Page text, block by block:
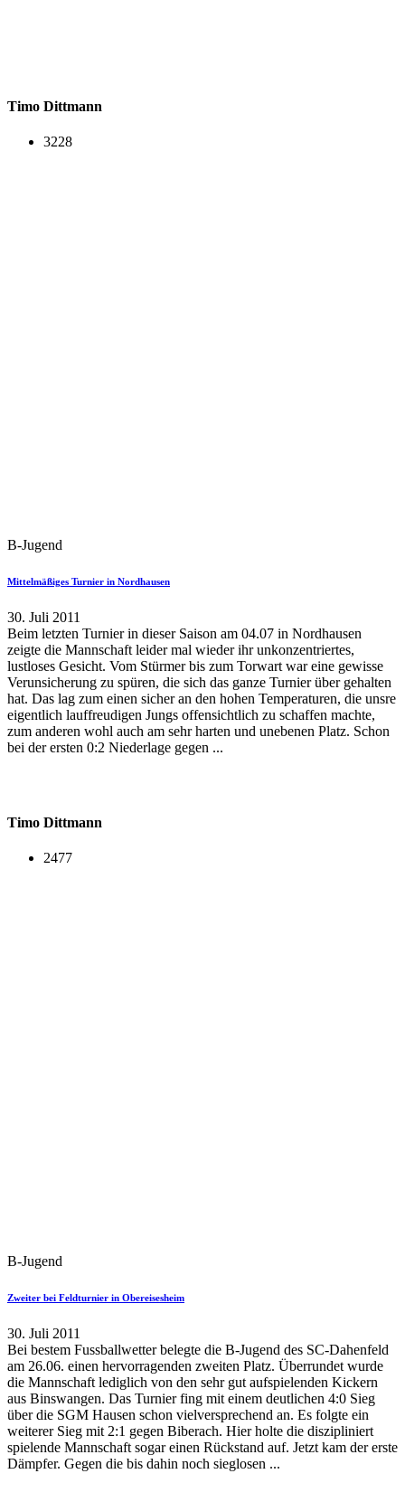
Timo Dittmann
3228
B-Jugend
Mittelmäßiges Turnier in Nordhausen
30. Juli 2011
Beim letzten Turnier in dieser Saison am 04.07 in Nordhausen
zeigte die Mannschaft leider mal wieder ihr unkonzentriertes,
lustloses Gesicht. Vom Stürmer bis zum Torwart war eine gewisse
Verunsicherung zu spüren, die sich das ganze Turnier über gehalten
hat. Das lag zum einen sicher an den hohen Temperaturen, die unsre
eigentlich lauffreudigen Jungs offensichtlich zu schaffen machte,
zum anderen wohl auch am sehr harten und unebenen Platz. Schon
bei der ersten 0:2 Niederlage gegen ...
Timo Dittmann
2477
B-Jugend
Zweiter bei Feldturnier in Obereisesheim
30. Juli 2011
Bei bestem Fussballwetter belegte die B-Jugend des SC-Dahenfeld
am 26.06. einen hervorragenden zweiten Platz. Überrundet wurde
die Mannschaft lediglich von den sehr gut aufspielenden Kickern
aus Binswangen. Das Turnier fing mit einem deutlichen 4:0 Sieg
über die SGM Hausen schon vielversprechend an. Es folgte ein
weiterer Sieg mit 2:1 gegen Biberach. Hier holte die diszipliniert
spielende Mannschaft sogar einen Rückstand auf. Jetzt kam der erste
Dämpfer. Gegen die bis dahin noch sieglosen ...